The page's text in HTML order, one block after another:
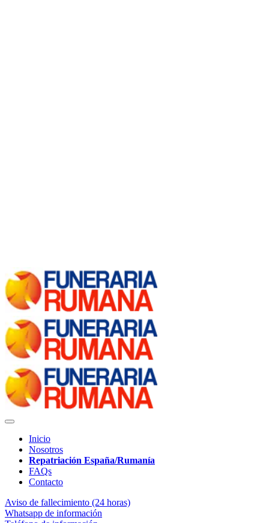
Inicio
Nosotros
Repatriación España/Rumanía
FAQs
Contacto
Aviso de fallecimiento (24 horas)
Whatsapp de información